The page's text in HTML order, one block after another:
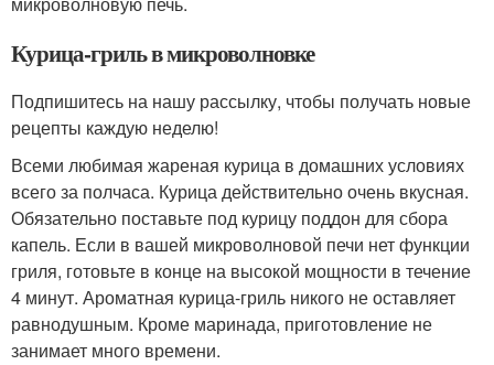
Курица-гриль в микроволновке
Подпишитесь на нашу рассылку, чтобы получать новые
рецепты каждую неделю!
Всеми любимая жареная курица в домашних условиях
всего за полчаса. Курица действительно очень вкусная.
Обязательно поставьте под курицу поддон для сбора
капель. Если в вашей микроволновой печи нет функции
гриля, готовьте в конце на высокой мощности в течение
4 минут. Ароматная курица-гриль никого не оставляет
равнодушным. Кроме маринада, приготовление не
занимает много времени.